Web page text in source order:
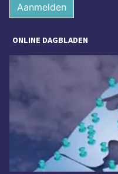
Aanmelden
ONLINE DAGBLADEN